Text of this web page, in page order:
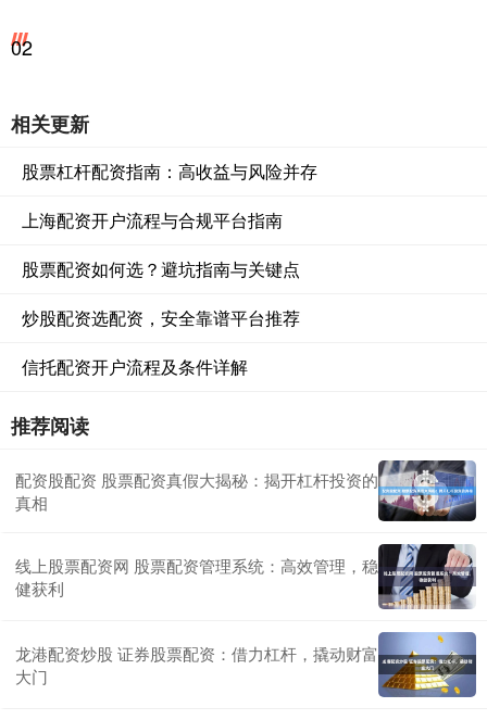
02
相关更新
股票杠杆配资指南：高收益与风险并存
上海配资开户流程与合规平台指南
股票配资如何选？避坑指南与关键点
炒股配资选配资，安全靠谱平台推荐
信托配资开户流程及条件详解
推荐阅读
配资股配资 股票配资真假大揭秘：揭开杠杆投资的
真相
线上股票配资网 股票配资管理系统：高效管理，稳
健获利
龙港配资炒股 证券股票配资：借力杠杆，撬动财富
大门